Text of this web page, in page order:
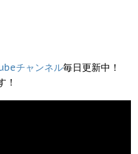
チャンネル毎日更新中！
！